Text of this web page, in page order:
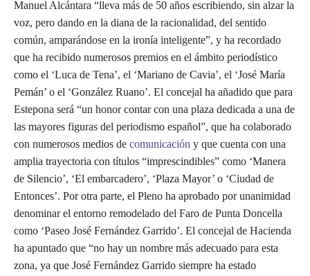
Manuel Alcántara “lleva más de 50 años escribiendo, sin alzar la
voz, pero dando en la diana de la racionalidad, del sentido
común, amparándose en la ironía inteligente”, y ha recordado
que ha recibido numerosos premios en el ámbito periodístico
como el ‘Luca de Tena’, el ‘Mariano de Cavia’, el ‘José María
Pemán’ o el ‘González Ruano’. El concejal ha añadido que para
Estepona será “un honor contar con una plaza dedicada a una de
las mayores figuras del periodismo español”, que ha colaborado
con numerosos medios de comunicación y que cuenta con una
amplia trayectoria con títulos “imprescindibles” como ‘Manera
de Silencio’, ‘El embarcadero’, ‘Plaza Mayor’ o ‘Ciudad de
Entonces’. Por otra parte, el Pleno ha aprobado por unanimidad
denominar el entorno remodelado del Faro de Punta Doncella
como ‘Paseo José Fernández Garrido’. El concejal de Hacienda
ha apuntado que “no hay un nombre más adecuado para esta
zona, ya que José Fernández Garrido siempre ha estado